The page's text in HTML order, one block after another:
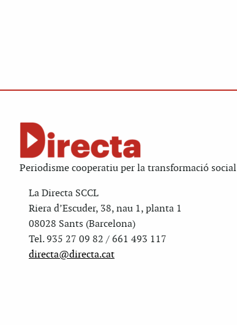
Periodisme cooperatiu per la transformació social
La Directa SCCL
Riera d’Escuder, 38, nau 1, planta 1
08028 Sants (Barcelona)
Tel. 935 27 09 82 / 661 493 117
directa@directa.cat